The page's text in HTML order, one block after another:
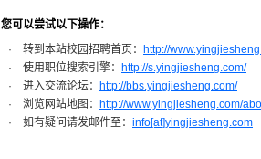
您可以尝试以下操作：
· 转到本站校园招聘首页： http://
· 使用职位搜索引擎： http://s.yingjiesheng.com/
· 进入交流论坛： http://bbs.yingjiesheng.com/
· 浏览网站地图： http://www.yingjiesheng.com/
· 如有疑问请发邮件至： info[at]yingjiesheng.com